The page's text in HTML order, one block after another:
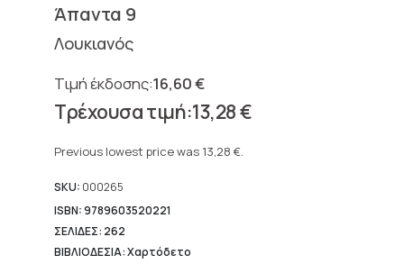
Άπαντα 9
Λουκιανός
16,60€
Original
price
16,60 €.
13,28€
price
13,28 €.
Previous lowest price was 13,28 €.
SKU: 000265
ISBN: 9789603520221
ΣΕΛΙΔΕΣ: 262
ΒΙΒΛΙΟΔΕΣΙΑ: Χαρτόδετο